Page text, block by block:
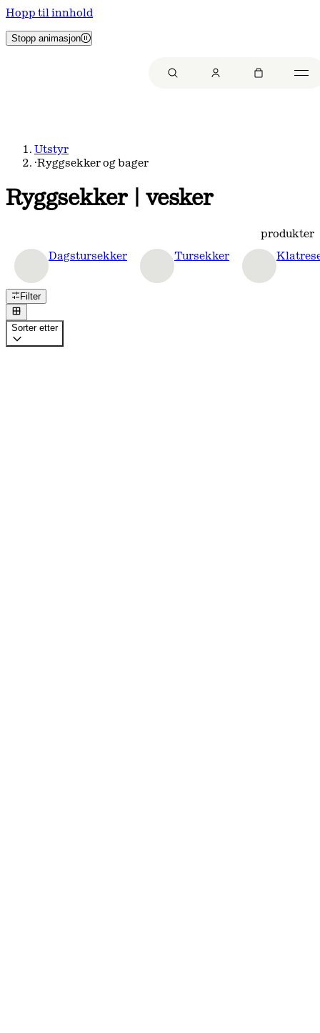
Hopp til innhold
Stopp animasjon
Utstyr
·Ryggsekker og bager
Ryggsekker | vesker
produkter
Dagstursekker
Tursekker
Filter
Sorter etter